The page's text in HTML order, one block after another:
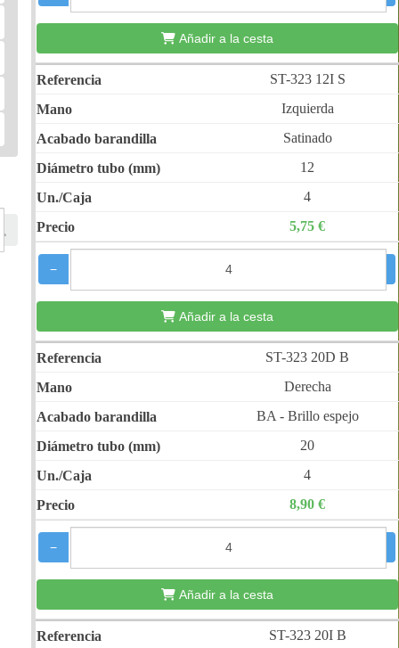
Añadir a la cesta
ST-323 12I S
Izquierda
Satinado
12
4
5,75 €
−
Añadir a la cesta
ST-323 20D B
Derecha
BA - Brillo espejo
20
4
8,90 €
−
Añadir a la cesta
ST-323 20I B